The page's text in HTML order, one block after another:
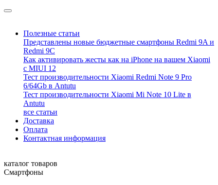
Полезные статьи
Представлены новые бюджетные смартфоны Redmi 9A и
Redmi 9C
Как активировать жесты как на iPhone на вашем Xiaomi
с MIUI 12
Тест производительности Xiaomi Redmi Note 9 Pro
6/64Gb в Antutu
Тест производительности Xiaomi Mi Note 10 Lite в
Antutu
все статьи
Доставка
Оплата
Контактная информация
каталог товаров
Смартфоны